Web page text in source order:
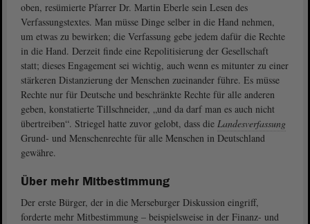
oben, resümierte Pfarrer Dr. Martin Eberle sein Lesen des
Verfassungstextes. Man müsse Dinge selber in die Hand nehmen,
um etwas zu bewirken; die Verfassung gebe jedem dafür die Rechte
in die Hand. Derzeit finde eine Repolitisierung der Gesellschaft
statt; dieses Engagement sei wichtig, auch wenn es mitunter zu einer
stärkeren Distanzierung der Menschen zueinander führe. Es müsse
Rechte nur für Deutsche und beschränkte Rechte für alle anderen
geben, konstatierte Tillschneider, „und da darf man es auch nicht
übertreiben“. Striegel hatte zuvor gelobt, dass die Landesverfassung
Grund- und Menschenrechte für alle Menschen in Deutschland
gewähre.
Über mehr Mitbestimmung
Der erste Bürger, der in die Merseburger Diskussion eingriff,
forderte mehr Mitbestimmung – beispielsweise in der Finanz- und